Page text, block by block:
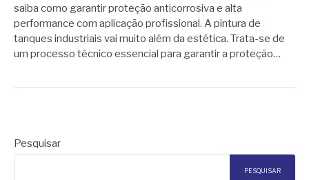
saiba como garantir proteção anticorrosiva e alta
performance com aplicação profissional. A pintura de
tanques industriais vai muito além da estética. Trata-se de
um processo técnico essencial para garantir a proteção…
Pesquisar
PESQUISAR